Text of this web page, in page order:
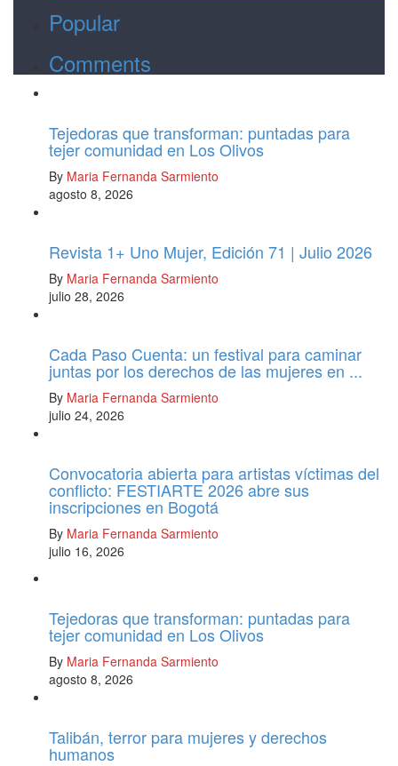
Popular
Comments
Tejedoras que transforman: puntadas para
tejer comunidad en Los Olivos
By Maria Fernanda Sarmiento
agosto 8, 2026
Revista 1+ Uno Mujer, Edición 71 | Julio 2026
By Maria Fernanda Sarmiento
julio 28, 2026
Cada Paso Cuenta: un festival para caminar
juntas por los derechos de las mujeres en ...
By Maria Fernanda Sarmiento
julio 24, 2026
Convocatoria abierta para artistas víctimas del
conflicto: FESTIARTE 2026 abre sus
inscripciones en Bogotá
By Maria Fernanda Sarmiento
julio 16, 2026
Tejedoras que transforman: puntadas para
tejer comunidad en Los Olivos
By Maria Fernanda Sarmiento
agosto 8, 2026
Talibán, terror para mujeres y derechos
humanos